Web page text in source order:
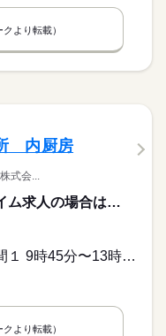
クより転載）
内厨房
式会...
1,070円〜1,070円 ※フルタイム求人の場合は月額（換算額）、パート求人の場合は時間額を表示しています。
交替制（シフト制） 就業時間１ 9時45分〜13時45分 就業時間２ 10時00分〜14時00分
クより転載）